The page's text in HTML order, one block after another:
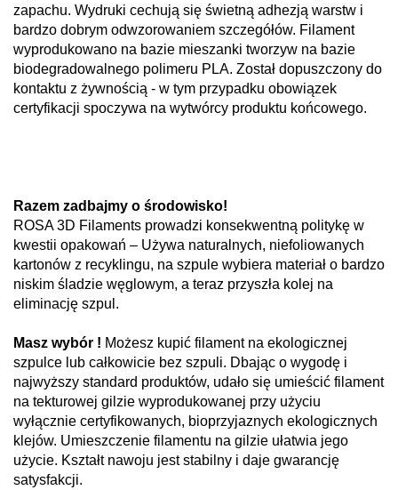
zapachu. Wydruki cechują się świetną adhezją warstw i
bardzo dobrym odwzorowaniem szczegółów. Filament
wyprodukowano na bazie mieszanki tworzyw na bazie
biodegradowalnego polimeru PLA. Został dopuszczony do
kontaktu z żywnością - w tym przypadku obowiązek
certyfikacji spoczywa na wytwórcy produktu końcowego.
Razem zadbajmy o środowisko!
ROSA 3D Filaments prowadzi konsekwentną politykę w
kwestii opakowań – Używa naturalnych, niefoliowanych
kartonów z recyklingu, na szpule wybiera materiał o bardzo
niskim śladzie węglowym, a teraz przyszła kolej na
eliminację szpul.
Masz wybór ! Możesz kupić filament na ekologicznej
szpulce lub całkowicie bez szpuli. Dbając o wygodę i
najwyższy standard produktów, udało się umieścić filament
na tekturowej gilzie wyprodukowanej przy użyciu
wyłącznie certyfikowanych, bioprzyjaznych ekologicznych
klejów. Umieszczenie filamentu na gilzie ułatwia jego
użycie. Kształt nawoju jest stabilny i daje gwarancję
satysfakcji.